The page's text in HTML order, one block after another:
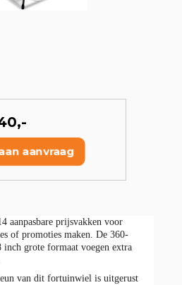
aanvraag
aanpasbare prijsvakken voor
of promoties maken. De 360-
inch grote formaat voegen extra
van dit fortuinwiel is uitgerust